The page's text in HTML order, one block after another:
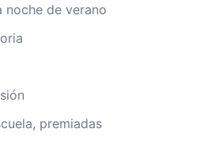
noche de verano
premiadas